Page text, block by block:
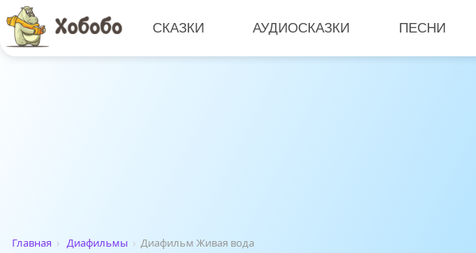
СКАЗКИ АУДИОСКАЗКИ ПЕСНИ
Главная › Диафильмы › Диафильм Живая вода